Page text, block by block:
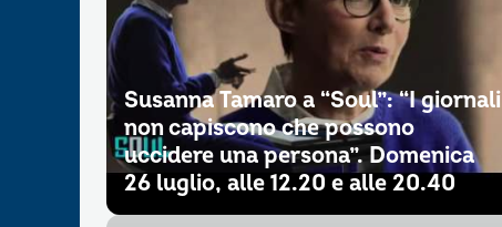
Susanna Tamaro a “Soul”: “I giornali
non capiscono che possono
uccidere una persona”. Domenica
26 luglio, alle 12.20 e alle 20.40